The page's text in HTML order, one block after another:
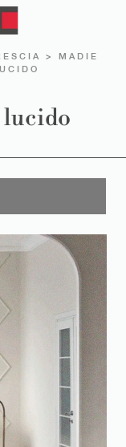
>
MADIE